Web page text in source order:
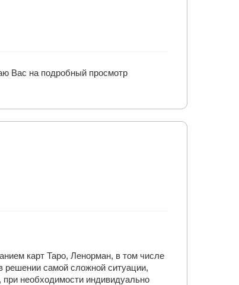
Вас на подробный просмотр
карт Таро, Ленорман, в том числе
решении самой сложной ситуации,
необходимости индивидуально